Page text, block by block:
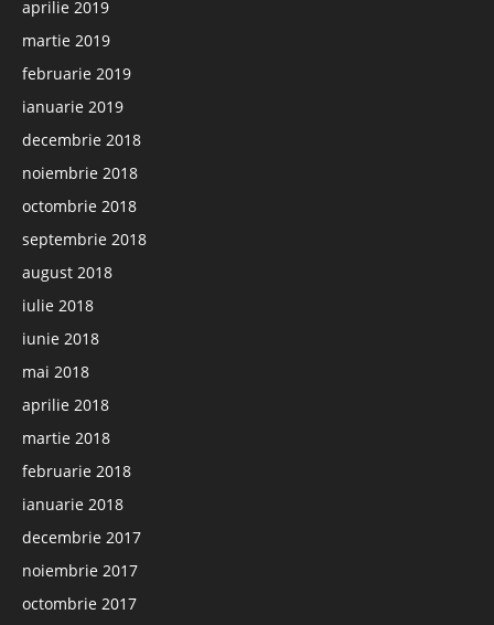
aprilie 2019
martie 2019
februarie 2019
ianuarie 2019
decembrie 2018
noiembrie 2018
octombrie 2018
septembrie 2018
august 2018
iulie 2018
iunie 2018
mai 2018
aprilie 2018
martie 2018
februarie 2018
ianuarie 2018
decembrie 2017
noiembrie 2017
octombrie 2017